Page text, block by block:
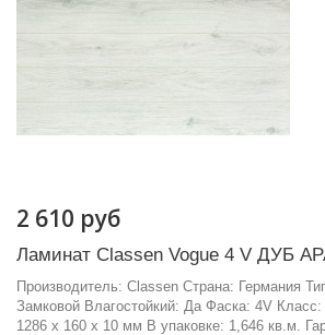
2 610 руб
Ламинат Classen Vogue 4 V ДУБ
Производитель: Classen Страна: Германия
Замковой Влагостойкий: Да Фаска: 4V
1286 х 160 х 10 мм В упаковке: 1,646 кв.м.